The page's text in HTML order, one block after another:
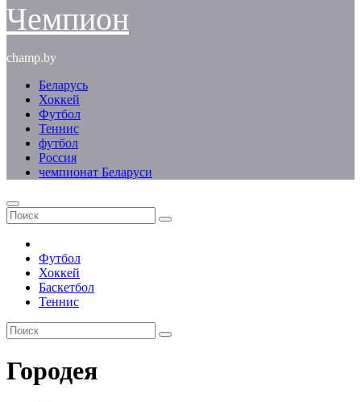
Чемпион
champ.by
Беларусь
Хоккей
Футбол
Теннис
футбол
Россия
чемпионат Беларуси
Футбол
Хоккей
Баскетбол
Теннис
Городея